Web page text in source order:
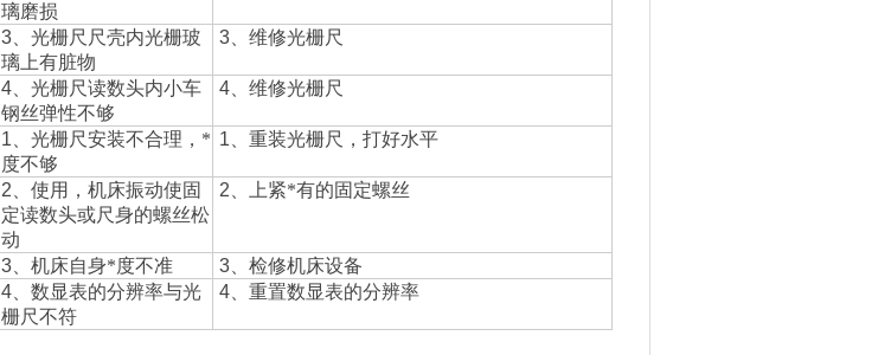
璃磨损
3 、光栅尺尺壳内光栅玻
璃上有脏物
3 、维修光栅尺
4 、光栅尺读数头内小车
钢丝弹性不够
4 、维修光栅尺
1 、光栅尺安装不合理，*
度不够
1 、重装光栅尺，打好水平
2 、使用，机床振动使固
定读数头或尺身的螺丝松
动
2 、上紧*有的固定螺丝
3 、机床自身*度不准 3 、检修机床设备
4 、数显表的分辨率与光
栅尺不符
4 、重置数显表的分辨率